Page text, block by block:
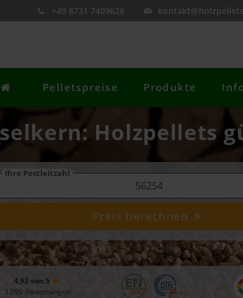
+49 8731 7409626
Pelletspreise Produkte
Holzpellets
Ihre Postleitzahl
Preis berechnen
4,93 von 5
5.090 Bewertungen